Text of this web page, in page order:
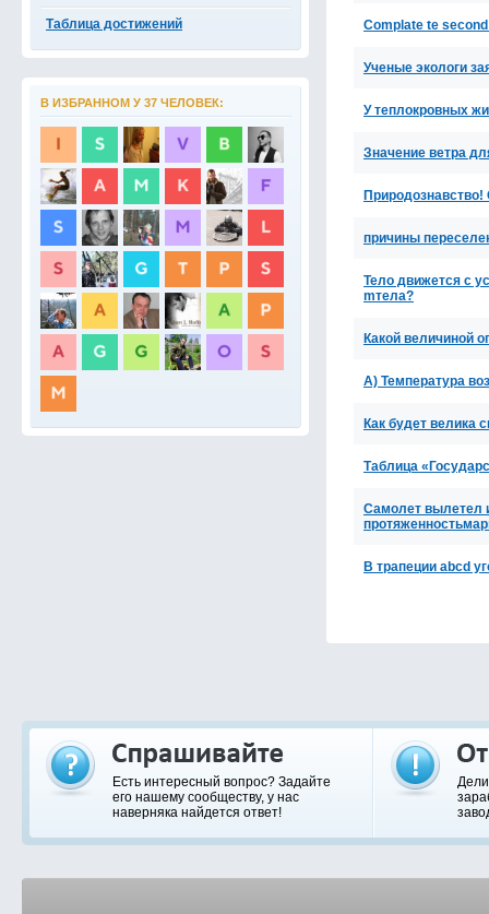
Таблица достижений
В ИЗБРАННОМ У 37 ЧЕЛОВЕК:
Complate te
Ученые экологи
У теплокровных
Значение ветра
Природознавство!
причины
Тело движется с
mтела?
Какой величиной
А) Температура
Как будет велика
Таблица
Самолет вылетел
В трапеции abcd
Есть интересный вопрос? Задайте
его нашему сообществу, у нас
наверняка найдется ответ!